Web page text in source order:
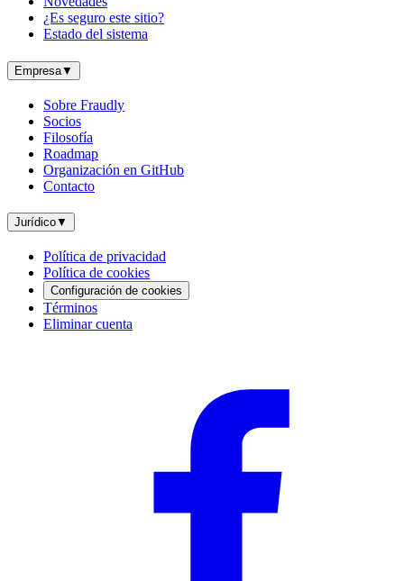
¿Es seguro este sitio?
Estado del sistema
Empresa▼
Sobre Fraudly
Socios
Filosofía
Roadmap
Organización en GitHub
Contacto
Jurídico▼
Política de privacidad
Política de cookies
Configuración de cookies
Términos
Eliminar cuenta